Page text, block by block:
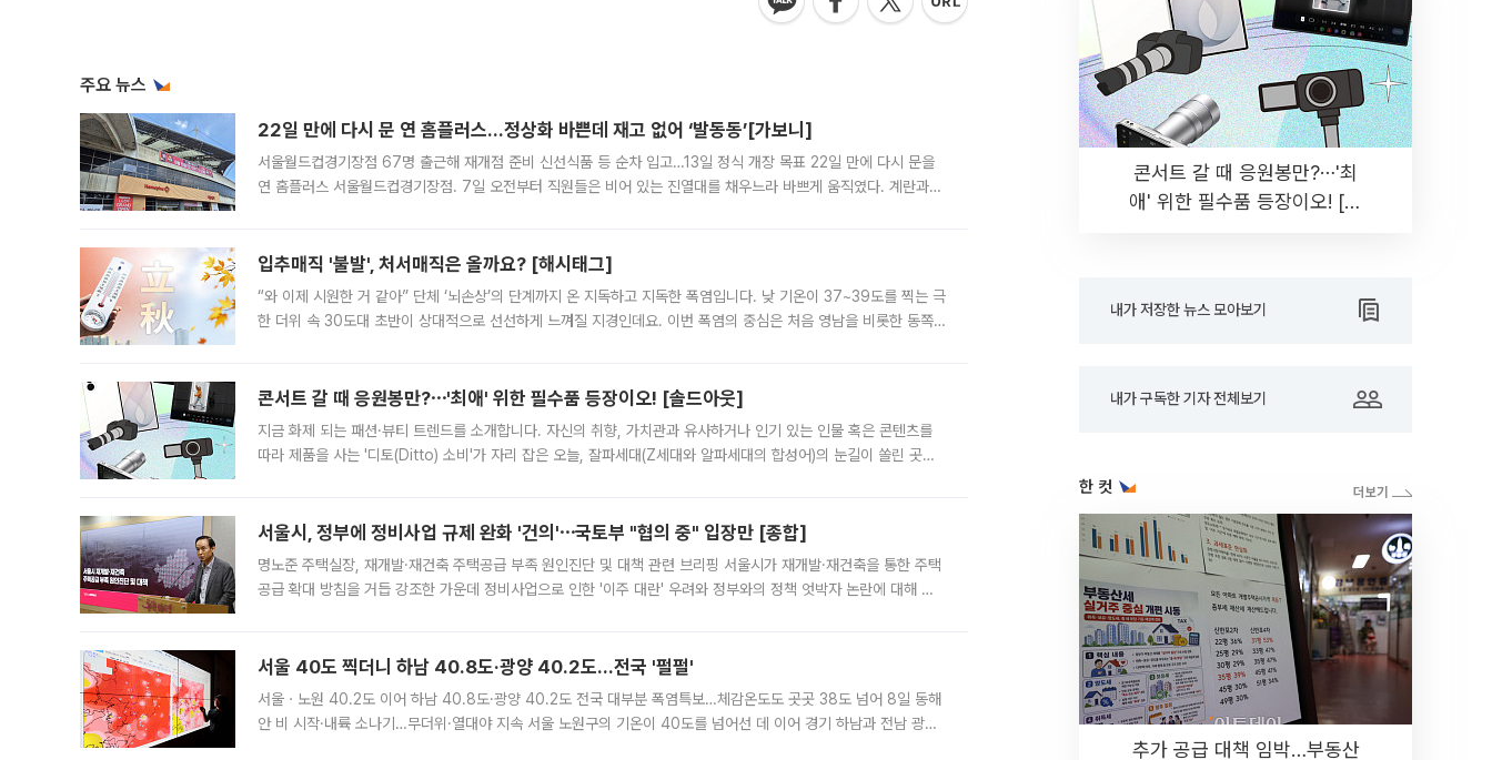
주요 뉴스
22일 만에 다시 문 연 홈플러스…정상화 바쁜데 재고 없어 ‘발동동’[가보니]
서울월드컵경기장점 67명 출근해 재개점 준비 신선식품 등 순차 입고…13일 정식 개장 목표 22일 만에 다시 문을
연 홈플러스 서울월드컵경기장점. 7일 오전부터 직원들은 비어 있는 진열대를 채우느라 바쁘게 움직였다. 계란과
입추매직 '불발', 처서매직은 올까요? [해시태그]
“와 이제 시원한 거 같아” 단체 ‘뇌손상’의 단계까지 온 지독하고 지독한 폭염입니다. 낮 기온이 37~39도를 찍는 극
한 더위 속 30도대 초반이 상대적으로 선선하게 느껴질 지경인데요. 이번 폭염의 중심은 처음 영남을 비롯한 동쪽
콘서트 갈 때 응원봉만?⋯'최애' 위한 필수품 등장이오! [솔드아웃]
지금 화제 되는 패션·뷰티 트렌드를 소개합니다. 자신의 취향, 가치관과 유사하거나 인기 있는 인물 혹은 콘텐츠를
따라 제품을 사는 '디토(Ditto) 소비'가 자리 잡은 오늘, 잘파세대(Z세대와 알파세대의 합성어)의 눈길이 쏠린 곳은
서울시, 정부에 정비사업 규제 완화 '건의'⋯국토부 "협의 중" 입장만 [종합]
명노준 주택실장, 재개발·재건축 주택공급 부족 원인진단 및 대책 관련 브리핑 서울시가 재개발·재건축을 통한 주택
공급 확대 방침을 거듭 강조한 가운데 정비사업으로 인한 '이주 대란' 우려와 정부와의 정책 엇박자 논란에 대해 정
서울 40도 찍더니 하남 40.8도·광양 40.2도…전국 '펄펄'
서울ㆍ노원 40.2도 이어 하남 40.8도·광양 40.2도 전국 대부분 폭염특보…체감온도도 곳곳 38도 넘어 8일 동해
안 비 시작·내륙 소나기…무더위·열대야 지속 서울 노원구의 기온이 40도를 넘어선 데 이어 경기 하남과 전남 광양
콘서트 갈 때 응원봉만?⋯'최
애' 위한 필수품 등장이오! [솔
내가 저장한 뉴스 모아보기
내가 구독한 기자 전체보기
한 컷
추가 공급 대책 임박…부동산